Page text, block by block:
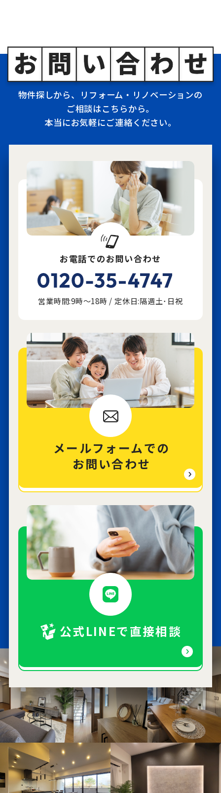
物件探しから、リフォーム・リノベーションの
ご相談はこちらから。
本当にお気軽にご連絡ください。
お電話でのお問い合わせ
営業時間:9時～18時 / 定休日:隔週土･日祝
メールフォームでの
お問い合わせ
公式LINEで直接相談